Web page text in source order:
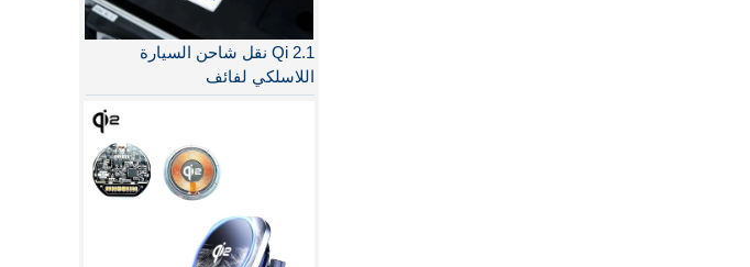
Qi 2.1 نقل شاحن السيارة
اللاسلكي لفائف